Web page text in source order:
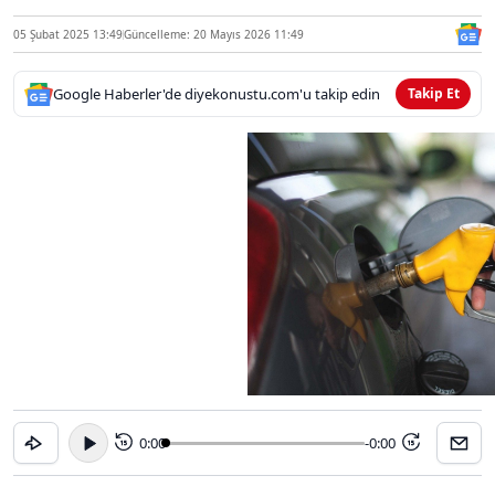
05 Şubat 2025 13:49Güncelleme: 20 Mayıs 2026 11:49
Google Haberler'de diyekonustu.com'u takip edin Takip Et
15 0:00 -0:00 15